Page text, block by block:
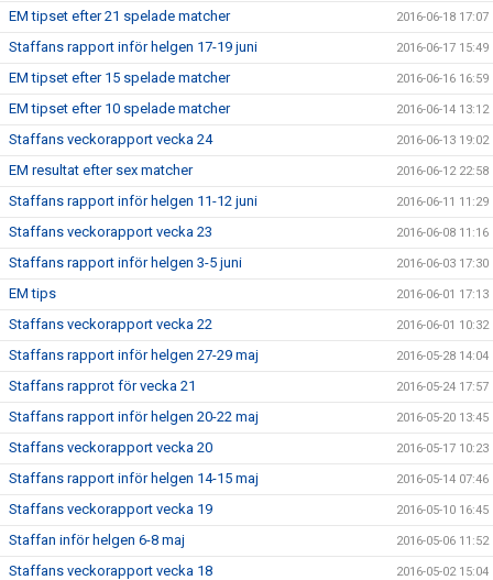
EM tipset efter 21 spelade matcher 2016-06-18 17:07
Staffans rapport inför helgen 17-19 juni 2016-06-17 15:49
EM tipset efter 15 spelade matcher 2016-06-16 16:59
EM tipset efter 10 spelade matcher 2016-06-14 13:12
Staffans veckorapport vecka 24 2016-06-13 19:02
EM resultat efter sex matcher 2016-06-12 22:58
Staffans rapport inför helgen 11-12 juni 2016-06-11 11:29
Staffans veckorapport vecka 23 2016-06-08 11:16
Staffans rapport inför helgen 3-5 juni 2016-06-03 17:30
EM tips 2016-06-01 17:13
Staffans veckorapport vecka 22 2016-06-01 10:32
Staffans rapport inför helgen 27-29 maj 2016-05-28 14:04
Staffans rapprot för vecka 21 2016-05-24 17:57
Staffans rapport inför helgen 20-22 maj 2016-05-20 13:45
Staffans veckorapport vecka 20 2016-05-17 10:23
Staffans rapport inför helgen 14-15 maj 2016-05-14 07:46
Staffans veckorapport vecka 19 2016-05-10 16:45
Staffan inför helgen 6-8 maj 2016-05-06 11:52
Staffans veckorapport vecka 18 2016-05-02 15:04